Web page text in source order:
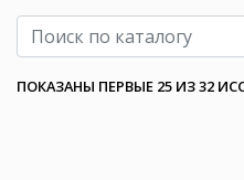
ПОКАЗАНЫ ПЕРВЫЕ 25 ИЗ 32